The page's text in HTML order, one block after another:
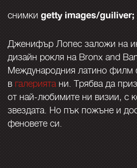
снимки getty images/guiliver;
Дженифър Лопес заложи на
дизайн рокля на Bronx and
Международния латино филм
в галериятани. Трябва да
от най-любимите ни визии, с
звездата. Но пък пожъне и
феновете си.